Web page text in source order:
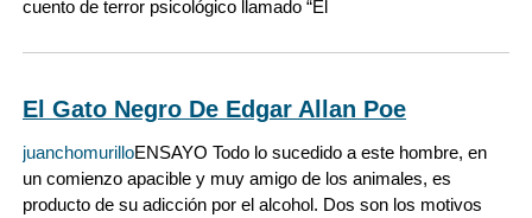
cuento de terror psicológico llamado “El
El Gato Negro De Edgar Allan Poe
juanchomurilloENSAYO Todo lo sucedido a este hombre, en
un comienzo apacible y muy amigo de los animales, es
producto de su adicción por el alcohol. Dos son los motivos